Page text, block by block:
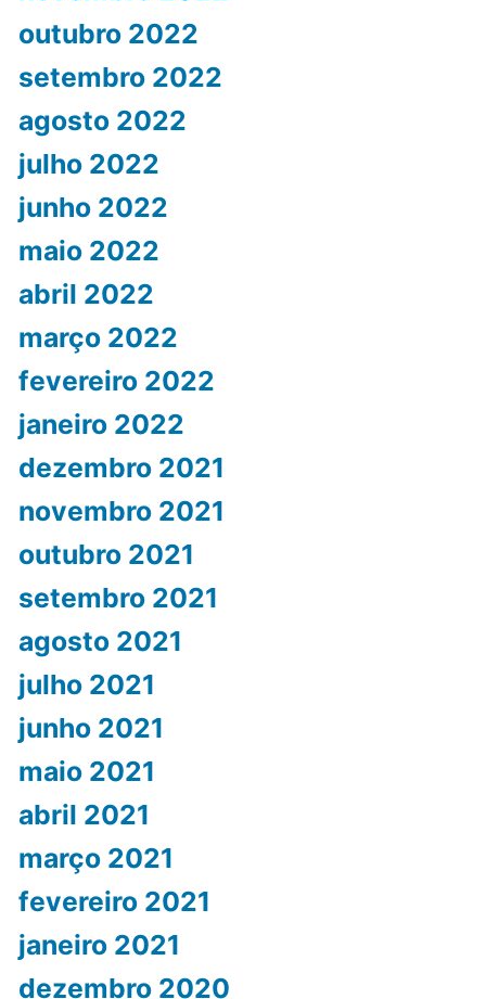
outubro 2022
setembro 2022
agosto 2022
julho 2022
junho 2022
maio 2022
abril 2022
março 2022
fevereiro 2022
janeiro 2022
dezembro 2021
novembro 2021
outubro 2021
setembro 2021
agosto 2021
julho 2021
junho 2021
maio 2021
abril 2021
março 2021
fevereiro 2021
janeiro 2021
dezembro 2020